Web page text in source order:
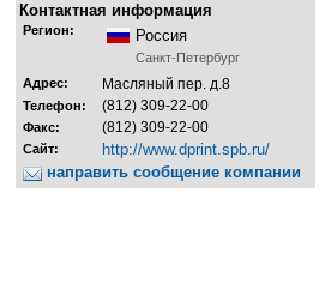
Контактная информация
Регион: Россия
Санкт-Петербург
Адрес:
Масляный пер. д.8
Телефон: (812) 309-22-00
Факс: (812) 309-22-00
Сайт:
http://www.dprint.spb.ru/
направить сообщение компании